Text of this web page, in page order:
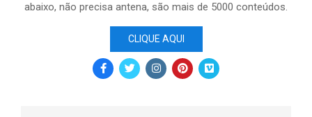
abaixo, não precisa antena, são mais de 5000 conteúdos.
CLIQUE AQUI